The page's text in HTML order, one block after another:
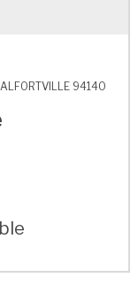
94140